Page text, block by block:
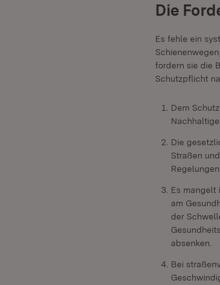
Die
Es fehle ein
fordern sie die
Schutzpflicht
Dem
Die
Straßen
Es mangelt
am
der
absenken.
Bei